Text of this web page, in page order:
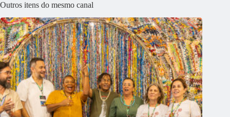
Outros itens do mesmo canal